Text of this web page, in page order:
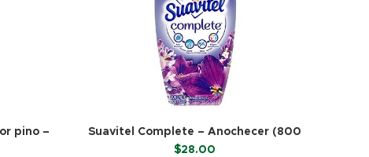
pino –
Suavitel Complete – Anochecer (800
ml)
$28.00